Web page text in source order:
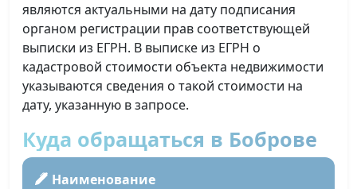
являются актуальными на дату подписания
органом регистрации прав соответствующей
выписки из ЕГРН. В выписке из ЕГРН о
кадастровой стоимости объекта недвижимости
указываются сведения о такой стоимости на
дату, указанную в запросе.
Куда обращаться в Боброве
Наименование